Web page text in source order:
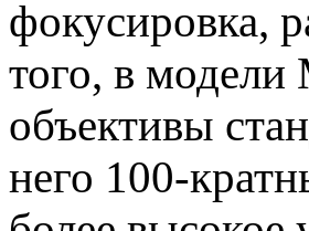
фокусировка,
того, в
объективы
него 100-